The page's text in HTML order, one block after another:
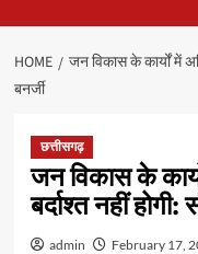
HOME
जन विकास के कार्यों में
बनर्जी
छत्तीसगढ़
जन विकास के
बर्दाश्त नहीं
admin February 17,